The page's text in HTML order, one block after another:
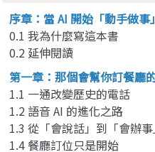
序章：當 AI 開始「動手做事」
0.1 我為什麼寫這本書
0.2 延伸閱讀
第一章：那個會幫你訂餐廳
1.1 一通改變歷史的電話
1.2 語音 AI 的進化之路
1.3 從「會說話」到「會辦事
1.4 餐廳訂位只是開始